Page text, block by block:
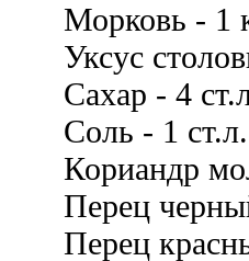
Морковь - 1
Уксус
Сахар - 4
Соль - 1 ст.л.
Кориандр
Перец
Перец